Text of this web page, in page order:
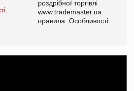
роздрібної торгівлі
www.trademaster.ua.
правила. Особливості.